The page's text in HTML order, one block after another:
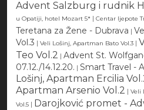
Advent Salzburg i rudnik
u Opatiji, hotel Mozart 5* | Centar ljepote
Teretana za Žene - Dubrava |
Vol.3 | Veli Lošinj, Apartman Bato Vol.3 |
Teo Vol.2 | Advent St.
07.12./14.12.20. | Smart Travel -
Lošinj, Apartman Ercilia
Apartman Arsenio Vol.2 | Veli
Vol.5 | Darojković promet -